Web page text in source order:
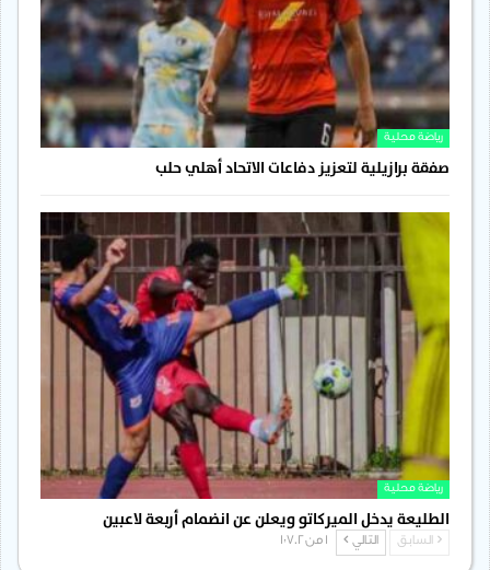
رياضة محلية
صفقة برازيلية لتعزيز دفاعات الاتحاد أهلي حلب
رياضة محلية
الطليعة يدخل الميركاتو ويعلن عن انضمام أربعة لاعبين
السابق التالي